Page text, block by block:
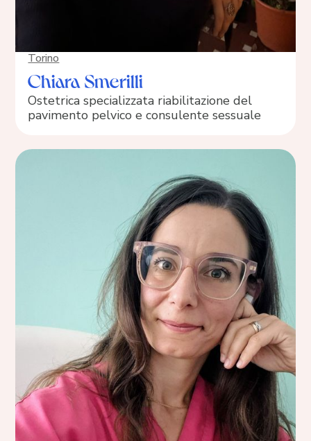
Torino
Chiara Smerilli
Ostetrica specializzata riabilitazione del
pavimento pelvico e consulente sessuale